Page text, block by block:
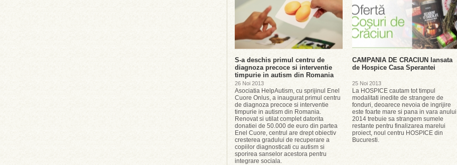
S-a deschis primul centru de
diagnoza precoce si interventie
timpurie in autism din Romania
26 Noi 2013
Asociatia HelpAutism, cu sprijinul Enel
Cuore Onlus, a inaugurat primul centru
de diagnoza precoce si interventie
timpurie in autism din Romania.
Renovat si utilat complet datorita
donatiei de 50.000 de euro din partea
Enel Cuore, centrul are drept obiectiv
cresterea gradului de recuperare a
copiilor diagnosticati cu autism si
sporirea sanselor acestora pentru
integrare sociala.
CAMPANIA DE CRACIUN lansata
de Hospice Casa Sperantei
25 Noi 2013
La HOSPICE cautam tot timpul
modalitati inedite de strangere de
fonduri, deoarece nevoia de ingrijire
este foarte mare si pana in vara anului
2014 trebuie sa strangem sumele
restante pentru finalizarea marelui
proiect, noul centru HOSPICE din
Bucuresti.